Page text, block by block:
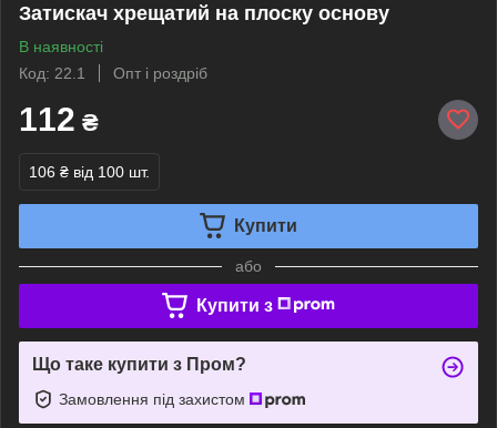
Затискач хрещатий на плоску основу
В наявності
Код: 22.1
Опт і роздріб
112 ₴
106 ₴ від 100 шт.
Купити
або
Купити з
Що таке купити з Пром?
Замовлення під захистом